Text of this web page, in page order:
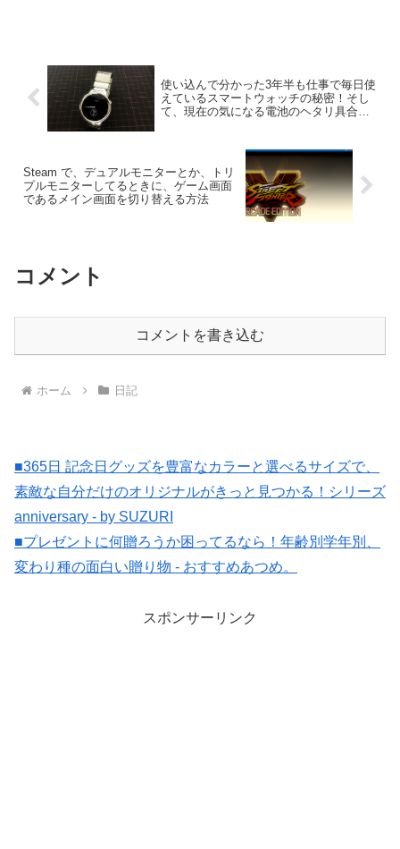
使い込んで分かった3年半も仕事で毎日使
えているスマートウォッチの秘密！そし
て、現在の気になる電池のヘタリ具合
Steam で、デュアルモニターとか、トリ
プルモニターしてるときに、ゲーム画面
であるメイン画面を切り替える方法
コメント
コメントを書き込む
ホーム 日記
■365日 記念日グッズを豊富なカラーと選べるサイズで、
素敵な自分だけのオリジナルがきっと見つかる！シリーズ
anniversary - by SUZURI
■プレゼントに何贈ろうか困ってるなら！年齢別学年別、
変わり種の面白い贈り物 - おすすめあつめ。
スポンサーリンク